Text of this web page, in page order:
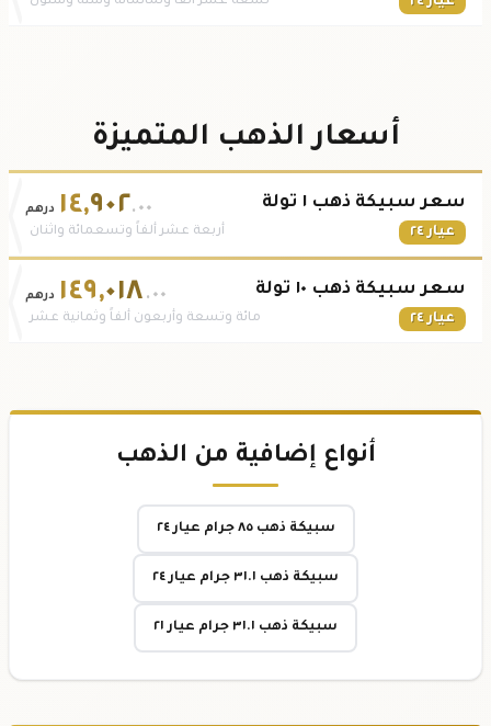
أسعار الذهب المتميزة
سعر سبيكة ذهب ١ تولة
عيار ٢٤
١٤,٩٠٢.٠٠ درهم
أربعة عشر ألفاً وتسعمائة واثنان
سعر سبيكة ذهب ١٠ تولة
عيار ٢٤
١٤٩,٠١٨ .٠٠ درهم
مائة وتسعة وأربعون ألفاً وثمانية عشر
أنواع إضافية من الذهب
سبيكة ذهب ٨٥ جرام عيار ٢٤
سبيكة ذهب ٣١.١ جرام عيار ٢٤
سبيكة ذهب ٣١.١ جرام عيار ٢١